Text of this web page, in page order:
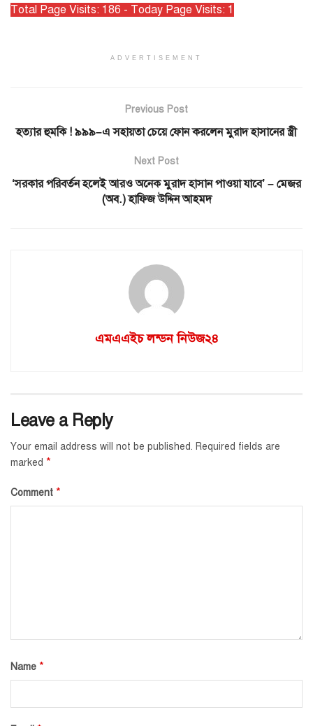
Total Page Visits: 186 - Today Page Visits: 1
ADVERTISEMENT
Previous Post
হত্যার হুমকি ! ৯৯৯–এ সহায়তা চেয়ে ফোন করলেন মুরাদ হাসানের স্ত্রী
Next Post
‘সরকার পরিবর্তন হলেই আরও অনেক মুরাদ হাসান পাওয়া যাবে’ – মেজর
(অব.) হাফিজ উদ্দিন আহমদ
এমএএইচ লন্ডন নিউজ২৪
Leave a Reply
Your email address will not be published. Required fields are
marked *
Comment *
Name *